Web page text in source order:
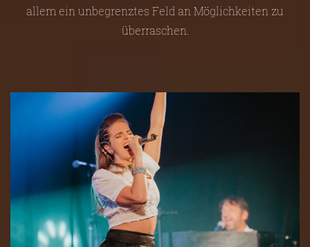
allem ein unbegrenztes Feld an Möglichkeiten zu
überraschen.